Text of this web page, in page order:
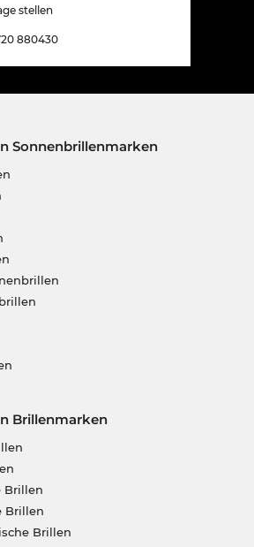
stellen
880430
Sonnenbrillenmarken
Brillenmarken
Brillen
Brillen
Brillen